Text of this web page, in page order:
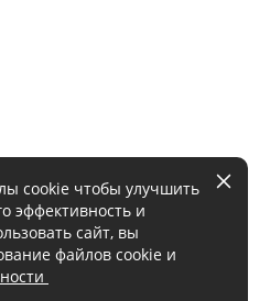
cookie чтобы улучшить
эффективность и
сайт, вы
файлов cookie и